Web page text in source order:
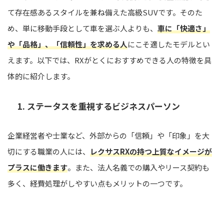
て存在感あるスタイルを兼ね備えた高級SUVです。そのた
め、単に移動手段として車を選ぶ人よりも、 車に「快適さ」
や「品格」、「信頼性」を求める人にこそ適したモデルとい
えます。以下では、RXがとくにおすすめできる人の特徴を具
体的に紹介します。
1. ステータスを重視するビジネスパーソン
企業経営者や士業など、外部からの「信頼」や「印象」を大
切にする職業の人には、 レクサスRXの持つ上質なイメージが
プラスに働きます。また、法人名義での購入やリース契約も
多く、経費処理がしやすい点もメリットの一つです。